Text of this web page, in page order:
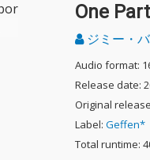
One
ジミー・
Audio format:
Release date:
Original
Label: Geffen*
Total runtime: